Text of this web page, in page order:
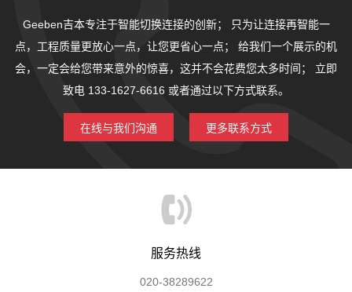
Geeben吉本专注于智能切换连接的创新；
只为让连接再智能一
点，工程质量更放心一点，让您更省心一点；
给我们一个展示的机
会，一定会给您带来意外的惊喜，这并不会花费您太多时间；
立即
致电 133-1627-6616 或者通过以下方式联系。
在线与我们沟通 更多联系方式
服务热线
020-38289622